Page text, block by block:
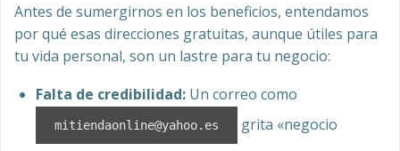
Antes de sumergirnos en los beneficios, entendamos
por qué esas direcciones gratuitas, aunque útiles para
tu vida personal, son un lastre para tu negocio:
Falta de credibilidad: Un correo como
mitiendaonline@yahoo.es grita «negocio